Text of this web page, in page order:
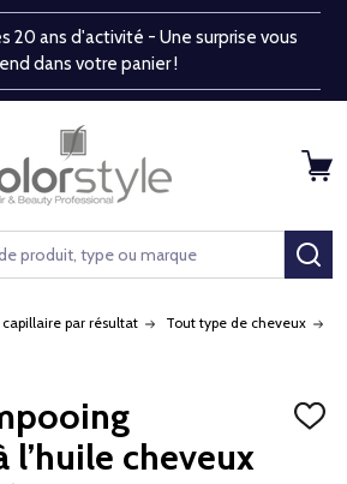
20 ans d'activité - Une surprise vous
dans votre panier !
capillaire par résultat Tout type de cheveux
l’huile cheveux